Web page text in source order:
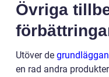
Övriga
Utöver de
en rad andra